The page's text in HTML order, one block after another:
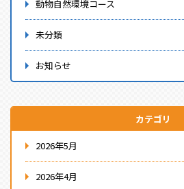
動物自然環境コース
未分類
お知らせ
カテゴリ
2026年5月
2026年4月